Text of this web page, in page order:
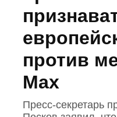
против
Max
Пресс‑секретарь